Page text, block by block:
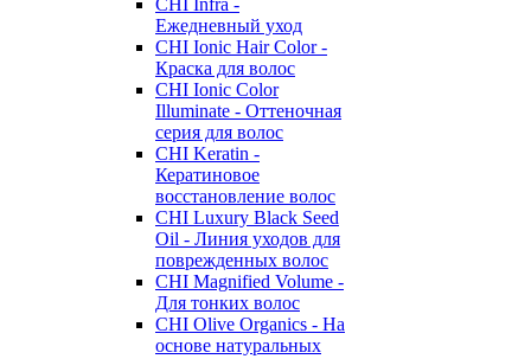
CHI Infra -
Ежедневный уход
CHI Ionic Hair Color -
Краска для волос
CHI Ionic Color
Illuminate - Оттеночная
серия для волос
CHI Keratin -
Кератиновое
восстановление волос
CHI Luxury Black Seed
Oil - Линия уходов для
поврежденных волос
CHI Magnified Volume -
Для тонких волос
CHI Olive Organics - На
основе натуральных